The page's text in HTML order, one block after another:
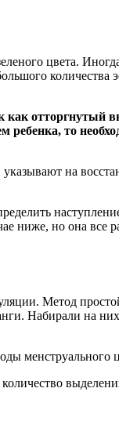
цвета.
количества
как
то
на
ниже, но она
Метод
Набирали на
менструального